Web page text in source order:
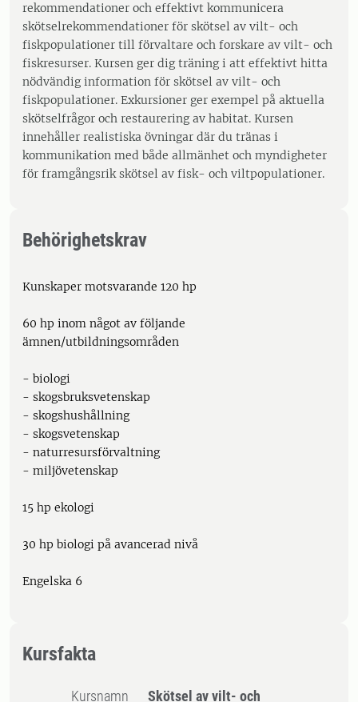
rekommendationer och effektivt kommunicera
skötselrekommendationer för skötsel av vilt- och
fiskpopulationer till förvaltare och forskare av vilt- och
fiskresurser. Kursen ger dig träning i att effektivt hitta
nödvändig information för skötsel av vilt- och
fiskpopulationer. Exkursioner ger exempel på aktuella
skötselfrågor och restaurering av habitat. Kursen
innehåller realistiska övningar där du tränas i
kommunikation med både allmänhet och myndigheter
för framgångsrik skötsel av fisk- och viltpopulationer.
Behörighetskrav
Kunskaper motsvarande 120 hp
60 hp inom något av följande
ämnen/utbildningsområden
- biologi
- skogsbruksvetenskap
- skogshushållning
- skogsvetenskap
- naturresursförvaltning
- miljövetenskap
15 hp ekologi
30 hp biologi på avancerad nivå
Engelska 6
Kursfakta
Kursnamn Skötsel av vilt- och